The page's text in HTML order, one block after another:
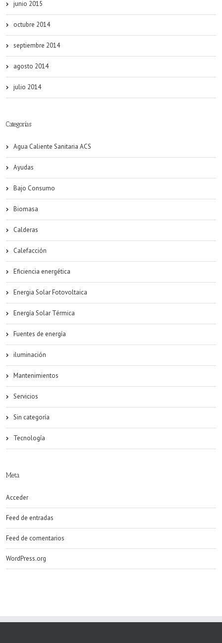
junio 2015
octubre 2014
septiembre 2014
agosto 2014
julio 2014
Categorías
Agua Caliente Sanitaria ACS
Ayudas
Bajo Consumo
Biomasa
Calderas
Calefacción
Eficiencia energética
Energia Solar Fotovoltaica
Energía Solar Térmica
Fuentes de energía
iluminación
Mantenimientos
Servicios
Sin categoría
Tecnología
Meta
Acceder
Feed de entradas
Feed de comentarios
WordPress.org